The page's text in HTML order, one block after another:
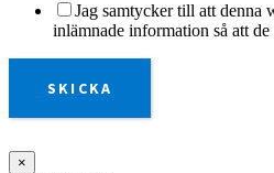
Jag samtycker till att denna
inlämnade information så att
SKICKA
×